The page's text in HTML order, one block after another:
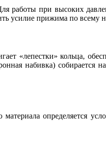
работы при высоких
усилие прижима по всему
«лепестки» кольца,
набивка) собирается
определяется